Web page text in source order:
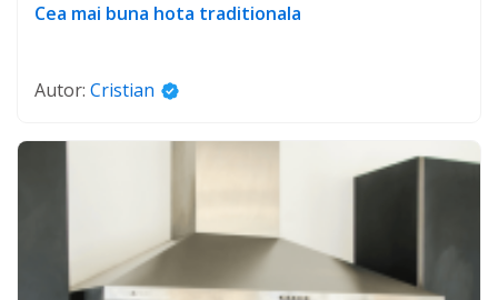
Cea mai buna hota traditionala
Autor: Cristian